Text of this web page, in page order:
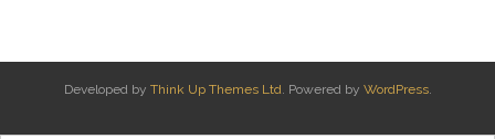
Developed by Think Up Themes Ltd. Powered by WordPress.